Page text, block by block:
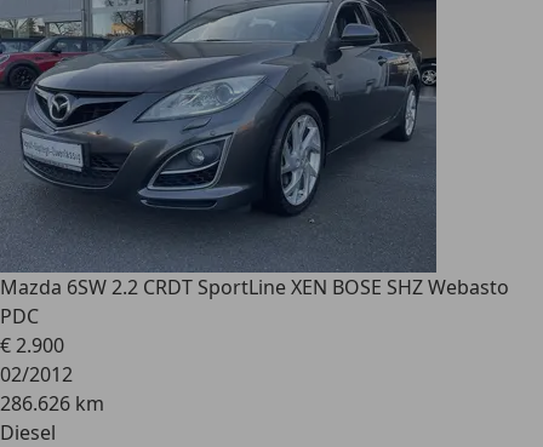
Mazda 6SW 2.2 CRDT SportLine XEN BOSE SHZ Webasto
PDC
€ 2.900
02/2012
286.626 km
Diesel